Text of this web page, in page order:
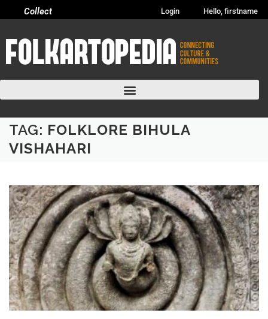
Login Hello, firstname
Collect
TAG: FOLKLORE BIHULA
VISHAHARI